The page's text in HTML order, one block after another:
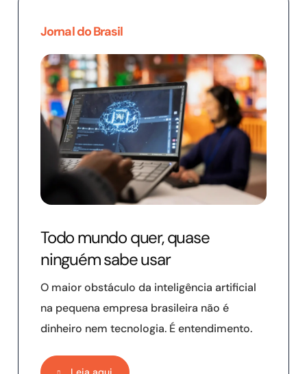
Jornal do Brasil
Todo mundo quer, quase
ninguém sabe usar
O maior obstáculo da inteligência artificial
na pequena empresa brasileira não é
dinheiro nem tecnologia. É entendimento.